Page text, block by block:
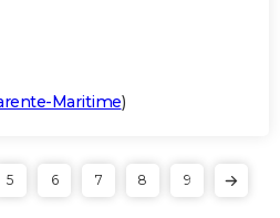
Maritime)
5 6 7 8 9